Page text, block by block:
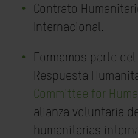
Contrato
Internacional.
Formamos parte
Respuesta
Committee for
alianza voluntaria
humanitarias